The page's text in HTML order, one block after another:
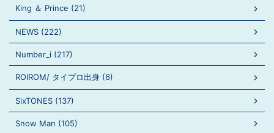
King ＆ Prince (21)
NEWS (222)
Number_i (217)
ROIROM/ タイプロ出身 (6)
SixTONES (137)
Snow Man (105)